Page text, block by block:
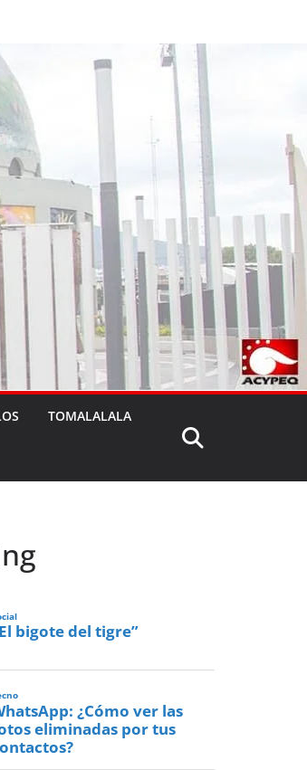
TOMALALALA
bigote del tigre”
¿Cómo ver las
eliminadas por tus